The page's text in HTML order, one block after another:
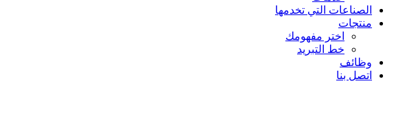
الصناعات التي تخدمها
منتجات
اختر مفهومك
خط التبريد
وظائف
اتصل بنا